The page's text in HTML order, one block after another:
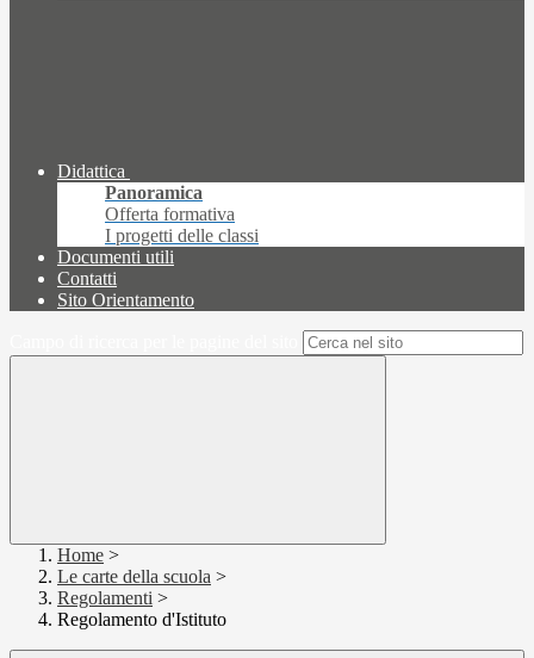
Didattica
Panoramica
Offerta formativa
I progetti delle classi
Documenti utili
Contatti
Sito Orientamento
Home >
Le carte della scuola >
Regolamenti >
Regolamento d'Istituto